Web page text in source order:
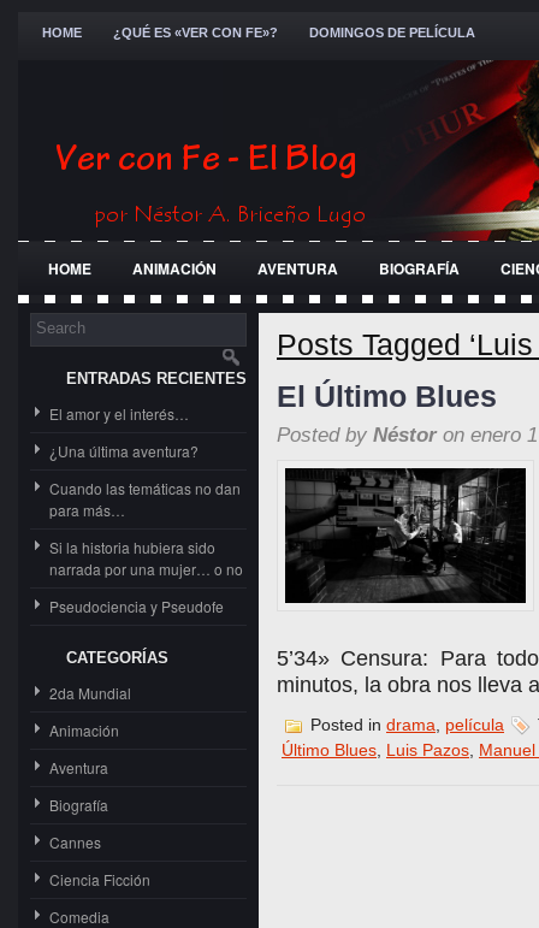
HOME ¿QUÉ ES «VER CON FE»? DOMINGOS DE PELÍCULA
HOME ANIMACIÓN AVENTURA BIOGRAFÍA
FESTIVALES
ENTRADAS RECIENTES
El amor y el interés…
¿Una última aventura?
Cuando las temáticas no dan
para más…
Si la historia hubiera sido
narrada por una mujer… o no
Pseudociencia y Pseudofe
CATEGORÍAS
2da Mundial
Animación
Aventura
Biografía
Cannes
Ciencia Ficción
Comedia
Posts Tagged ‘Luis
El Último Blues
Posted by Néstoron enero
5’34» Censura: Para
minutos, la obra nos lleva
Posted in drama película
Último Blues, Luis Pazos,